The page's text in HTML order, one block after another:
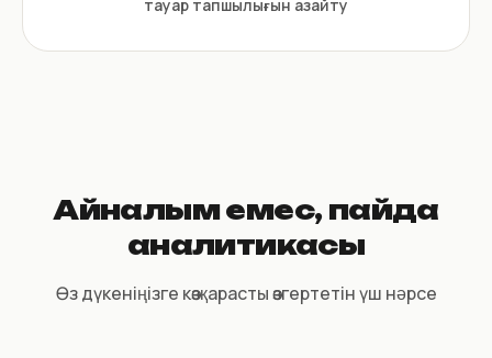
тауар тапшылығын азайту
Айналым емес, пайда
аналитикасы
Өз дүкеніңізге көзқарасты өзгертетін үш нәрсе